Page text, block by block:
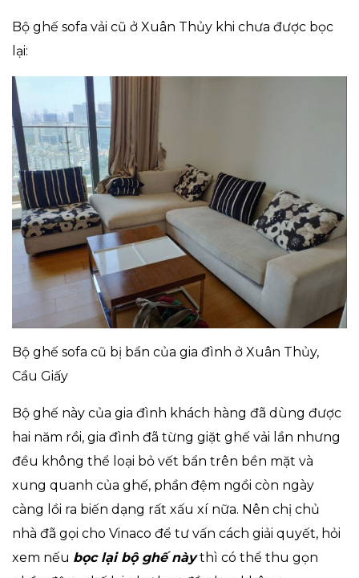
Bộ ghế sofa vải cũ ở Xuân Thủy khi chưa được bọc
lại:
Bộ ghế sofa cũ bị bẩn của gia đình ở Xuân Thủy,
Cầu Giấy
Bộ ghế này của gia đình khách hàng đã dùng được
hai năm rồi, gia đình đã từng giặt ghế vải lần nhưng
đều không thể loại bỏ vết bẩn trên bền mặt và
xung quanh của ghế, phần đệm ngồi còn ngày
càng lồi ra biến dạng rất xấu xí nữa. Nên chị chủ
nhà đã gọi cho Vinaco để tư vấn cách giải quyết, hỏi
xem nếu bọc lại bộ ghế nàythì có thể thu gọn